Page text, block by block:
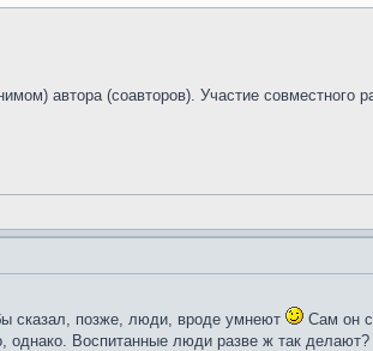
автора (соавторов). Участие совместного
сказал, позже, люди, вроде умнеют
Сам он
однако. Воспитанные люди разве ж так делают?